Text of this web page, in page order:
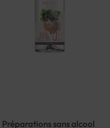
Préparations sans alcool